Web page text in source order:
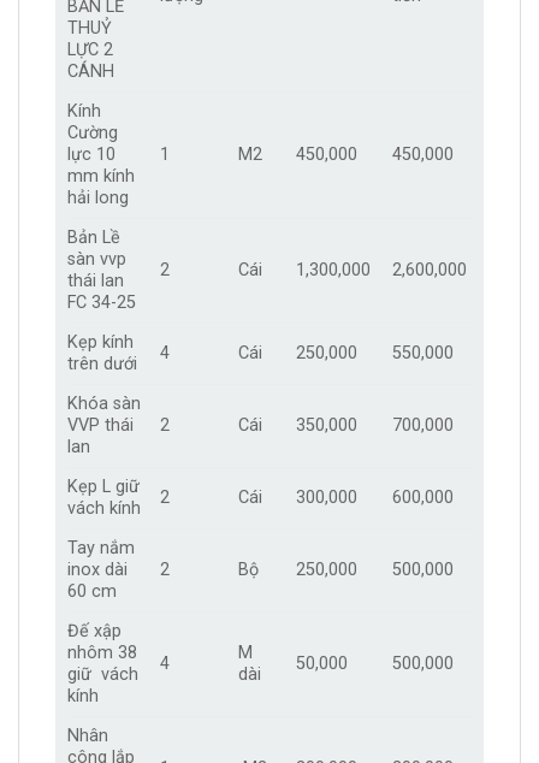
BẢN LỀ
THUỶ
LỰC 2
CÁNH
Kính
Cường
lực 10
mm kính
hải long
1 M2 450,000 450,000
Bản Lề
sàn vvp
thái lan
FC 34-25
2 Cái 1,300,000 2,600,000
Kẹp kính
trên dưới
4 Cái 250,000 550,000
Khóa sàn
VVP thái
lan
2 Cái 350,000 700,000
Kẹp L giữ
vách kính
2 Cái 300,000 600,000
Tay nắm
inox dài
60 cm
2 Bộ 250,000 500,000
Đế xập
nhôm 38
giữ vách
kính
4
M
dài
50,000 500,000
Nhân
công lắp